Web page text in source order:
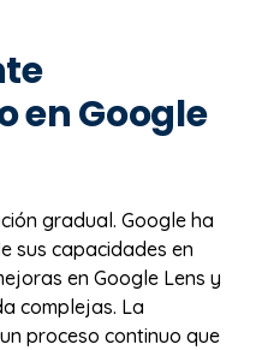
en Google
gradual. Google ha
sus capacidades en
en Google Lens y
complejas. La
proceso continuo que